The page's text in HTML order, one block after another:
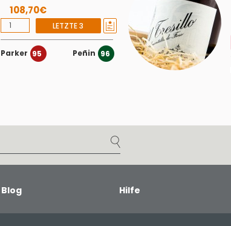
108,70€
LETZTE 3
Parker 95 Peñin 96
Blog Hilfe